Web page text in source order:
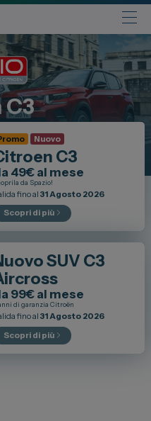
C3
Nuovo
C3
49€ al mese
da Spazio!
fino al 31 Agosto 2026
Scopri di più
SUV C3
99€ al mese
di garanzia Citroën
fino al 31 Agosto 2026
Scopri di più